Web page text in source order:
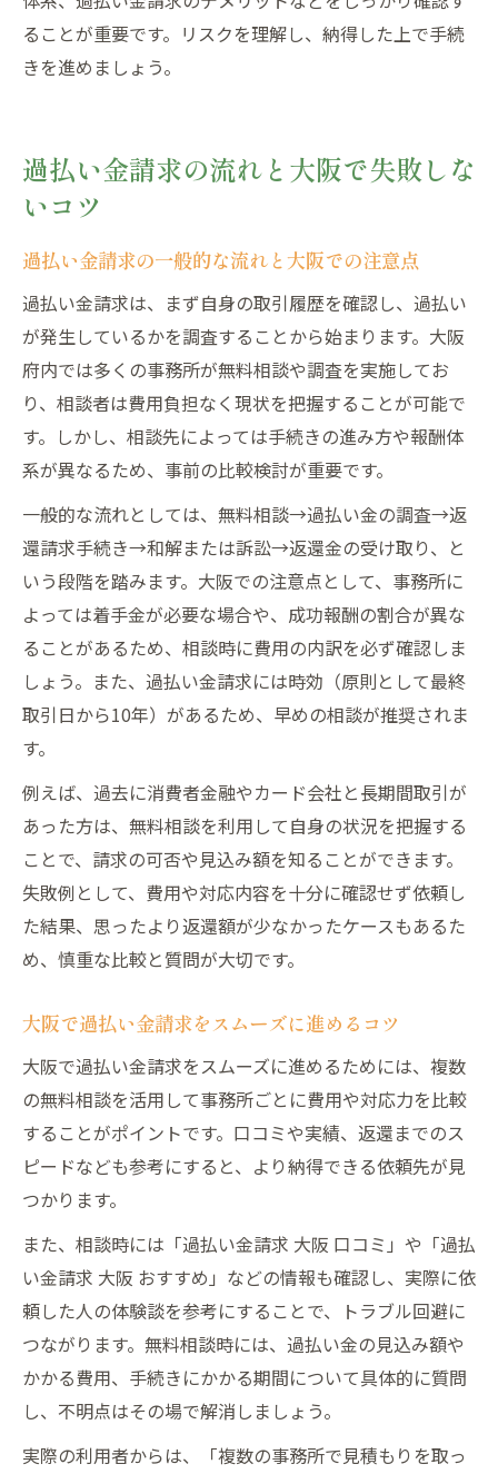
ることが重要です。リスクを理解し、納得した上で手続
きを進めましょう。
過払い金請求の流れと大阪で失敗しな
いコツ
過払い金請求の一般的な流れと大阪での注意点
過払い金請求は、まず自身の取引履歴を確認し、過払い
が発生しているかを調査することから始まります。大阪
府内では多くの事務所が無料相談や調査を実施してお
り、相談者は費用負担なく現状を把握することが可能で
す。しかし、相談先によっては手続きの進み方や報酬体
系が異なるため、事前の比較検討が重要です。
一般的な流れとしては、無料相談→過払い金の調査→返
還請求手続き→和解または訴訟→返還金の受け取り、と
いう段階を踏みます。大阪での注意点として、事務所に
よっては着手金が必要な場合や、成功報酬の割合が異な
ることがあるため、相談時に費用の内訳を必ず確認しま
しょう。また、過払い金請求には時効（原則として最終
取引日から10年）があるため、早めの相談が推奨されま
す。
例えば、過去に消費者金融やカード会社と長期間取引が
あった方は、無料相談を利用して自身の状況を把握する
ことで、請求の可否や見込み額を知ることができます。
失敗例として、費用や対応内容を十分に確認せず依頼し
た結果、思ったより返還額が少なかったケースもあるた
め、慎重な比較と質問が大切です。
大阪で過払い金請求をスムーズに進めるコツ
大阪で過払い金請求をスムーズに進めるためには、複数
の無料相談を活用して事務所ごとに費用や対応力を比較
することがポイントです。口コミや実績、返還までのス
ピードなども参考にすると、より納得できる依頼先が見
つかります。
また、相談時には「過払い金請求 大阪 口コミ」や「過払
い金請求 大阪 おすすめ」などの情報も確認し、実際に依
頼した人の体験談を参考にすることで、トラブル回避に
つながります。無料相談時には、過払い金の見込み額や
かかる費用、手続きにかかる期間について具体的に質問
し、不明点はその場で解消しましょう。
実際の利用者からは、「複数の事務所で見積もりを取っ